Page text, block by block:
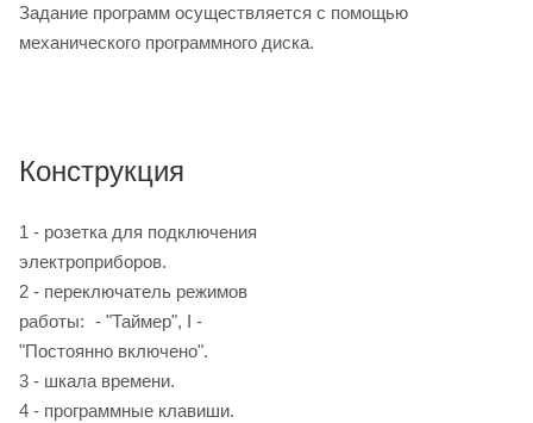
Задание программ осуществляется с помощью
механического программного диска.
Конструкция
1 - розетка для подключения
электроприборов.
2 - переключатель режимов
работы: - "Таймер", I -
"Постоянно включено".
3 - шкала времени.
4 - программные клавиши.